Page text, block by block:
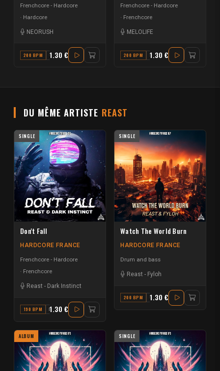
Frenchcore - Hardcore
Hardcore
NEORUSH
200 BPM C1.30 €
Frenchcore - Hardcore
Frenchcore
MELOLIFE
200 BPM D#
1.30 €
DU MÊME ARTISTE REAST
SINGLE
Don't Fall
HARDCORE FRANCE
Frenchcore - Hardcore
Frenchcore
Reast - Dark Instinct
190 BPM B1.30 €
SINGLE
Watch The World Burn
HARDCORE FRANCE
Drum and bass
Reast - Fyloh
200 BPM C1.30 €
ALBUM SINGLE